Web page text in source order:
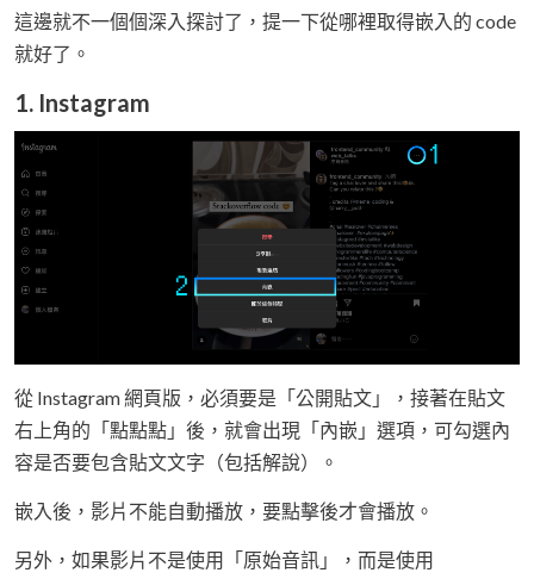
這邊就不一個個深入探討了，提一下從哪裡取得嵌入的 code
就好了。
1. Instagram
從 Instagram 網頁版，必須要是「公開貼文」，接著在貼文
右上角的「點點點」後，就會出現「內嵌」選項，可勾選內
容是否要包含貼文文字（包括解說）。
嵌入後，影片不能自動播放，要點擊後才會播放。
另外，如果影片不是使用「原始音訊」，而是使用